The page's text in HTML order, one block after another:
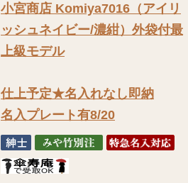
小宮商店 Komiya7016（アイリ
ッシュネイビー/濃紺）外袋付最
上級モデル
仕上予定★名入れなし即納
名入プレート有8/20